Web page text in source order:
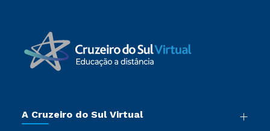
A Cruzeiro do Sul Virtual